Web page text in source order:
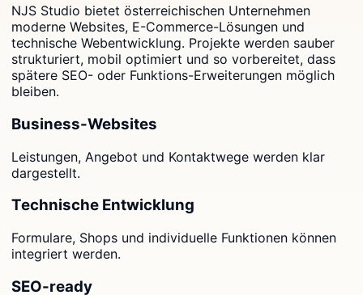
NJS Studio bietet österreichischen Unternehmen
moderne Websites, E-Commerce-Lösungen und
technische Webentwicklung. Projekte werden sauber
strukturiert, mobil optimiert und so vorbereitet, dass
spätere SEO- oder Funktions-Erweiterungen möglich
bleiben.
Business-Websites
Leistungen, Angebot und Kontaktwege werden klar
dargestellt.
Technische Entwicklung
Formulare, Shops und individuelle Funktionen können
integriert werden.
SEO-ready